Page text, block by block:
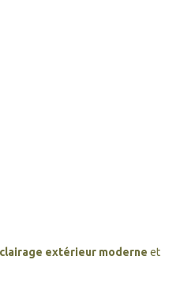
extérieur moderne et